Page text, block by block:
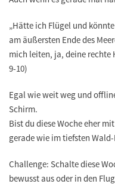
„Hätte ich Flügel und
am äußersten Ende des
mich leiten, ja, deine rechte
9-10)
Egal wie weit weg und
Schirm.
Bist du diese Woche eher
gerade wie im tiefsten
Challenge: Schalte diese
bewusst aus oder in den